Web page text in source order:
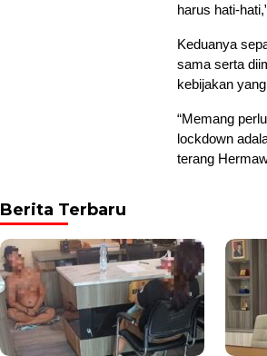
harus hati-
Keduanya
sama serta
kebijakan
“Memang
lockdown
terang
Berita Terbaru